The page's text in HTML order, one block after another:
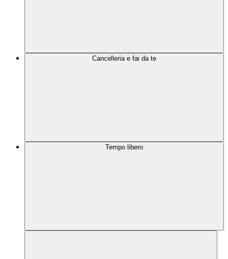
Cancelleria e fai da te
Tempo libero